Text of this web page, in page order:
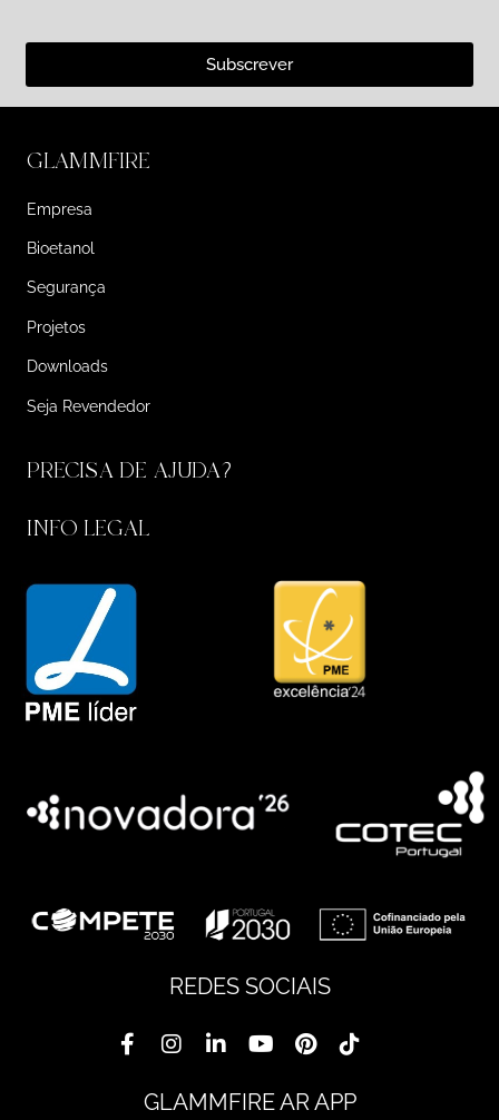
Subscrever
GLAMMFIRE
Empresa
Bioetanol
Segurança
Projetos
Downloads
Seja Revendedor
PRECISA DE AJUDA?
INFO LEGAL
REDES SOCIAIS
GLAMMFIRE AR APP